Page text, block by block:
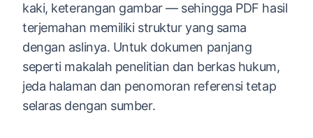
kaki, keterangan gambar — sehingga PDF hasil
terjemahan memiliki struktur yang sama
dengan aslinya. Untuk dokumen panjang
seperti makalah penelitian dan berkas hukum,
jeda halaman dan penomoran referensi tetap
selaras dengan sumber.